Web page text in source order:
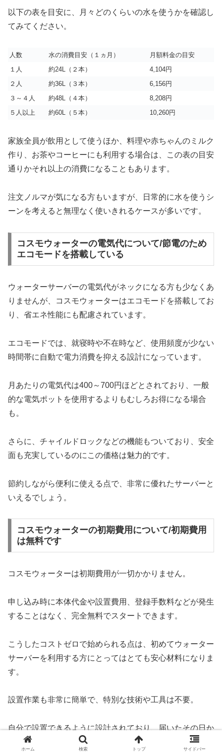
以下の表を目安に、月々どのくらいの水を使うかを確認し
てみてください。
人数 水の消費目安（１ヵ月）
月額料金の目安
１人
約24L（２本）
4,104円
２人
約36L（３本）
6,156円
３～４人
約48L（４本）
8,208円
５人以上
約60L（５本） 10,260円
家族全員が飲用として使うほか、料理や赤ちゃんのミルク
作り、お茶やコーヒーにも利用する場合は、この表の目安
通りかそれ以上の消費になることもあります。
注文ノルマが気になる方もいますが、日常的に水を使うシ
ーンを考えると無理なく使いきれるケースが多いです。
コスモウォーターの電気代について/節電のため
エコモードを搭載している
ウォーターサーバーの電気代がネックになる方も少なくあ
りませんが、コスモウォーターはエコモードを搭載してお
り、省エネ性能にも配慮されています。
エコモードでは、就寝時や不在時など、使用頻度が少ない
時間帯に自動で電力消費を抑える設計になっています。
月あたりの電気代は400～700円ほどとされており、一般
的な電気ポットを使用するよりもむしろお得になる場合
も。
さらに、チャイルドロックなどの機能もついており、安全
面も充実しているのにこの価格は魅力的です。
節約しながら便利に使える点で、非常に優れたサーバーと
いえるでしょう。
コスモウォーターの初期費用について/初期費用
は無料です
コスモウォーターは初期費用が一切かかりません。
申し込み時に本体代金や設置費用、登録手数料などが発生
することはなく、完全無料でスタートできます。
こうしたコストゼロで始められる点は、初めてウォーター
サーバーを利用する方にとってはとても安心材料になりま
す。
設置作業も非常に簡単で、特別な技術や工具は不要。
自分で設置できるように設計されており、届いたその日か
らすぐに使えるのが魅力です。
ホーム 検索 トップ サイドバー